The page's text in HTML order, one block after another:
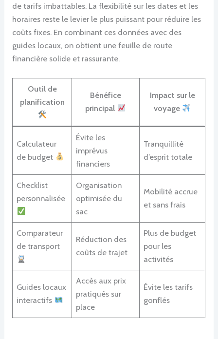
de tarifs imbattables. La flexibilité sur les dates et les
horaires reste le levier le plus puissant pour réduire les
coûts fixes. En combinant ces données avec des
guides locaux, on obtient une feuille de route
financière solide et rassurante.
Outil de
planification
Bénéfice
principal
Impact sur le
voyage
Calculateur
de budget
Évite les
imprévus
financiers
Tranquillité
d’esprit totale
Checklist
personnalisée
Organisation
optimisée du
sac
Mobilité accrue
et sans frais
Comparateur
de transport
Réduction des
coûts de trajet
Plus de budget
pour les
activités
Guides locaux
interactifs
Accès aux prix
pratiqués sur
place
Évite les tarifs
gonflés